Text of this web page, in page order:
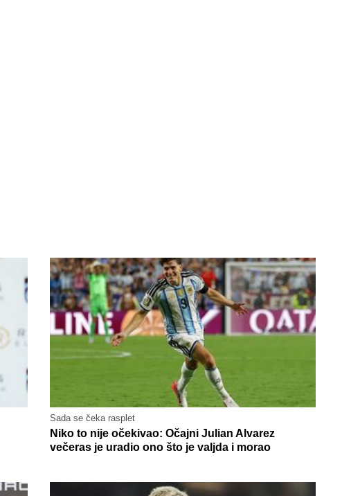
Sada se čeka rasplet
Niko to nije očekivao: Očajni Julian Alvarez
večeras je uradio ono što je valjda i morao